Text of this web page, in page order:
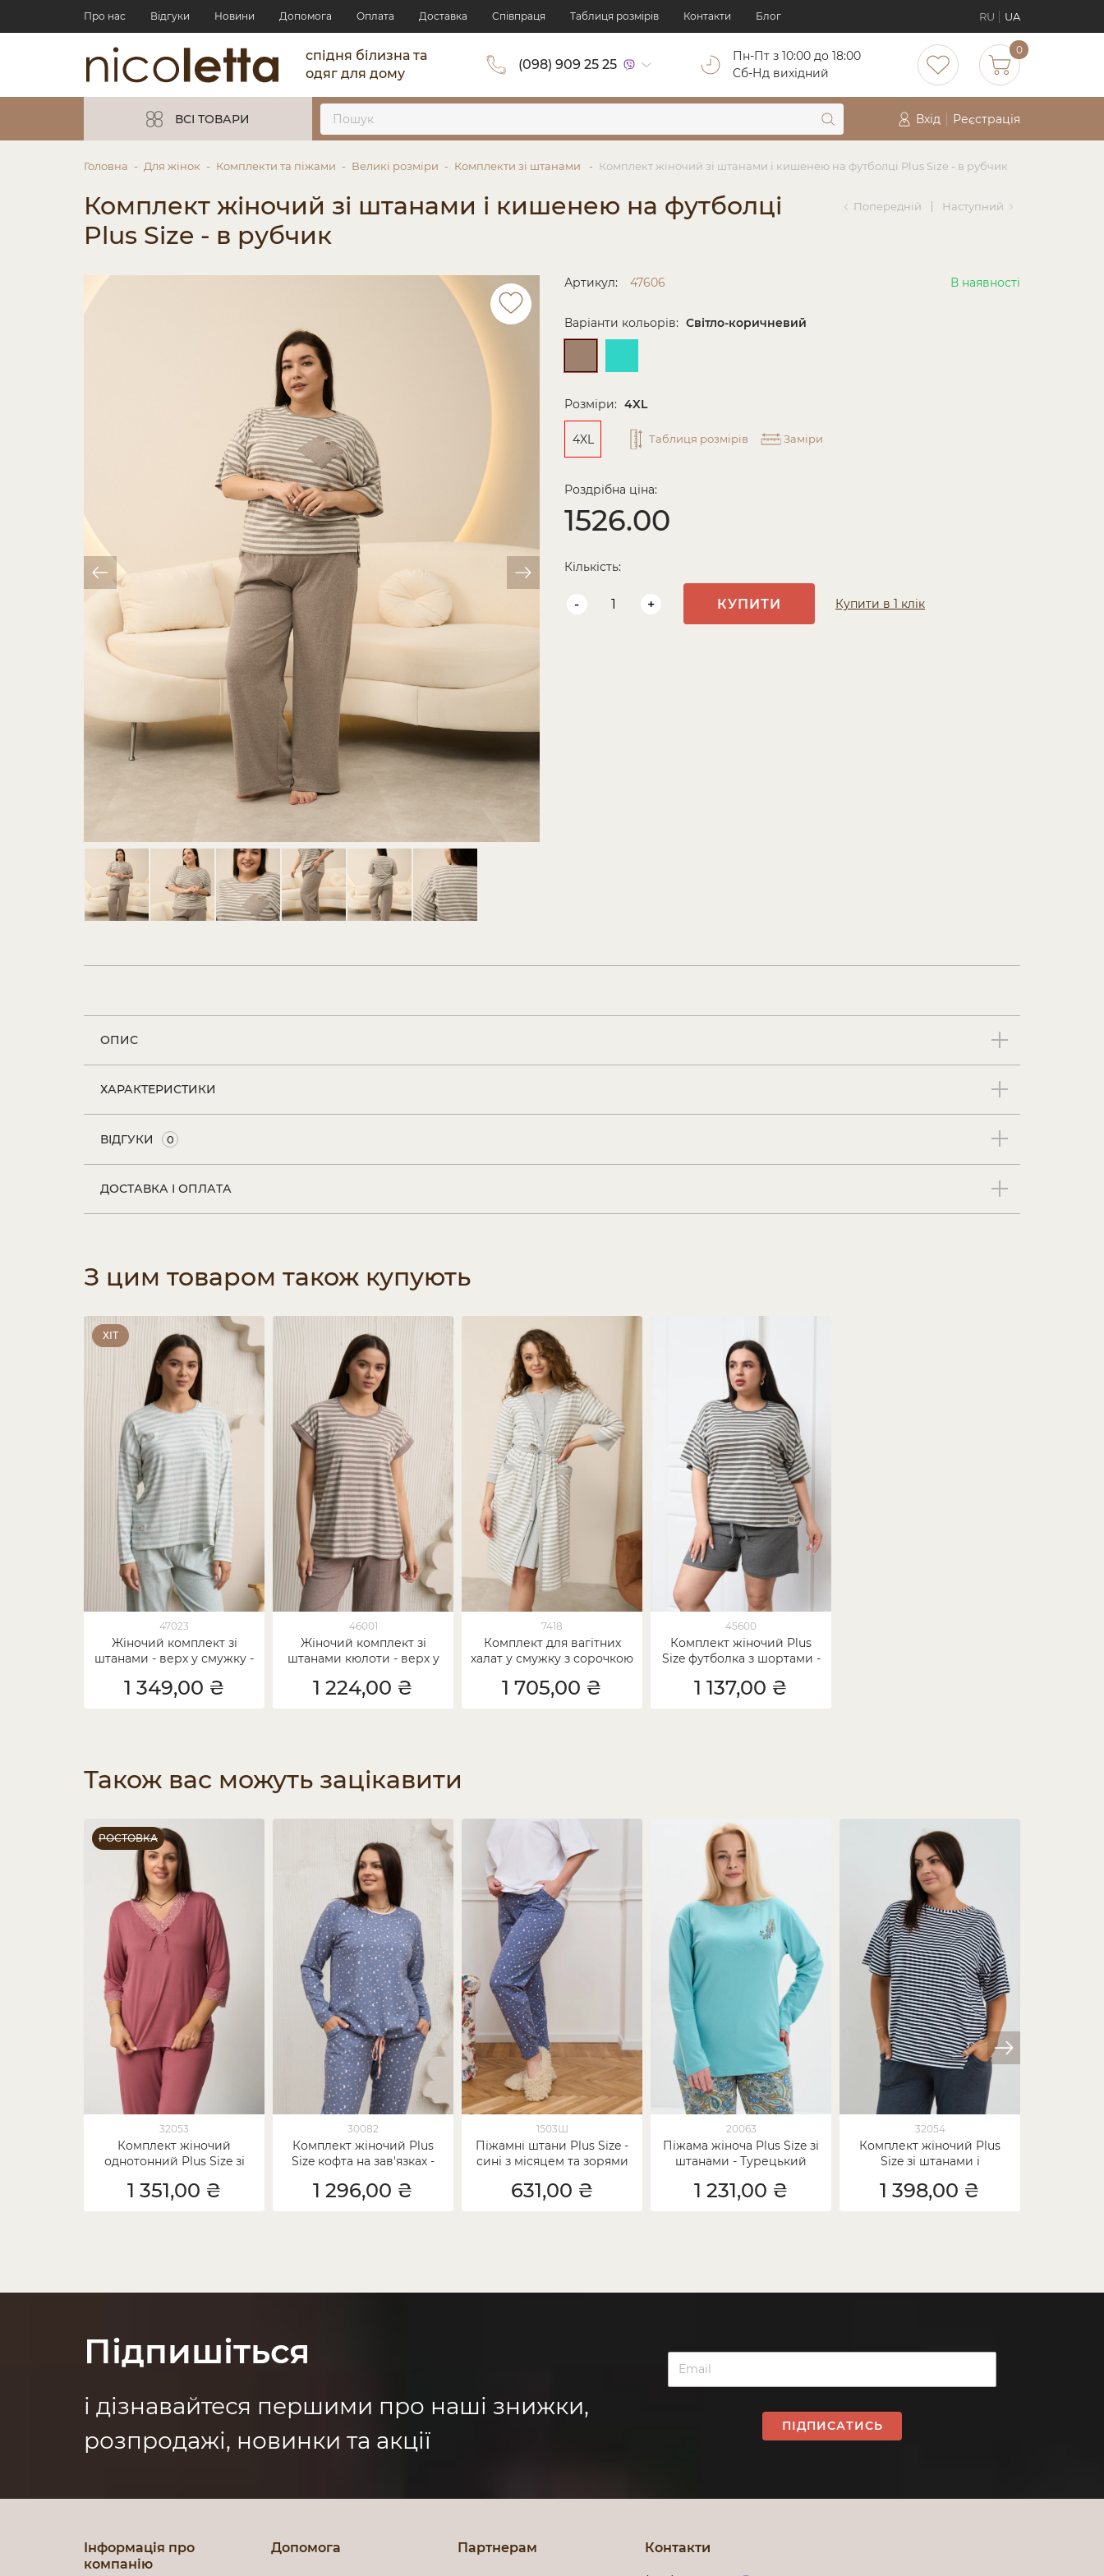
Про нас Відгуки Новини Допомога Оплата Доставка Cпівпраця Таблиця розмірів Контакти Блог RU UA
спідня білизна та
одяг для дому
(098) 909 25 25
Пн-Пт з 10:00 до 18:00
Cб-Нд вихідний
0
ВСІ ТОВАРИ Вхід Реєстрація
Головна Для жінок Комплекти та піжами Великі розміри Комплекти зі штанами Комплект жіночий зі штанами і кишенею на футболці Plus Size - в рубчик
Комплект жіночий зі штанами і кишенею на футболці
Plus Size - в рубчик
Попередній Наступний
Артикул: 47606 В наявності
Варіанти кольорів: Світло-коричневий
Розміри: 4XL
4XL Таблиця розмірів Заміри
Роздрібна ціна:
1526.00
Кількість:
- + КУПИТИ Купити в 1 клік
ОПИС
ХАРАКТЕРИСТИКИ
ВІДГУКИ 0
ДОСТАВКА І ОПЛАТА
З цим товаром також купують
ХІТ
47023
Жіночий комплект зі
штанами - верх у смужку -
1 349,00 ₴
46001
Жіночий комплект зі
штанами кюлоти - верх у
1 224,00 ₴
7418
Комплект для вагітних
халат у смужку з сорочкою
1 705,00 ₴
45600
Комплект жіночий Plus
Size футболка з шортами -
1 137,00 ₴
Також вас можуть зацікавити
РОСТОВКА
32053
Комплект жіночий
однотонний Plus Size зі
1 351,00 ₴
30082
Комплект жіночий Plus
Size кофта на зав'язках -
1 296,00 ₴
1503Ш
Піжамні штани Plus Size -
сині з місяцем та зорями
631,00 ₴
20063
Піжама жіноча Plus Size зі
штанами - Турецький
1 231,00 ₴
32054
Комплект жіночий Plus
Size зі штанами і
1 398,00 ₴
Підпишіться
і дізнавайтеся першими про наші знижки,
розпродажі, новинки та акції
ПІДПИСАТИСЬ
Інформація про
компанію
Допомога Партнерам Контакти